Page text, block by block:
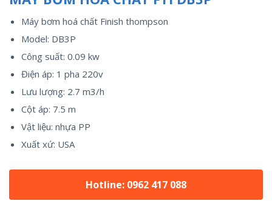
Máy bơm hoá chất Finish thompson
Model: DB3P
Công suất: 0.09 kw
Điện áp: 1 pha 220v
Lưu lượng: 2.7 m3/h
Cột áp: 7.5 m
Vật liệu: nhựa PP
Xuất xứ: USA
Hotline: 0962 417 088